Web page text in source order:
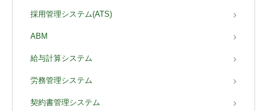
採用管理システム(ATS)
ABM
給与計算システム
労務管理システム
契約書管理システム